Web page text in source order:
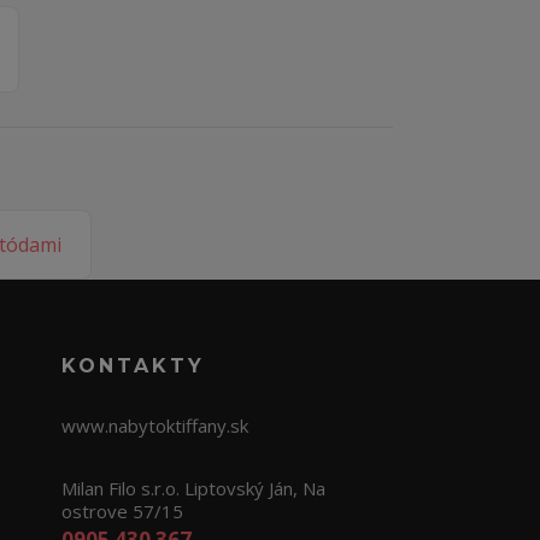
KONTAKTY
www.nabytoktiffany.sk
Milan Filo s.r.o. Liptovský Ján, Na
ostrove 57/15